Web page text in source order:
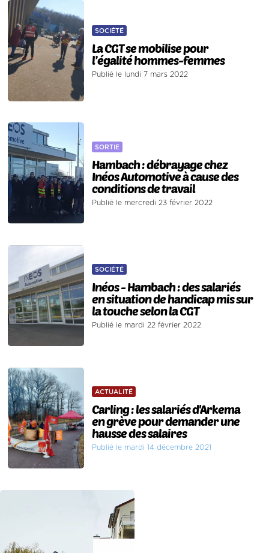
SOCIÉTÉ
La CGT se mobilise pour
l’égalité hommes-femmes
Publié le lundi 7 mars 2022
SORTIE
Hambach : débrayage chez
Inéos Automotive à cause des
conditions de travail
Publié le mercredi 23 février 2022
SOCIÉTÉ
Inéos - Hambach : des salariés
en situation de handicap mis sur
la touche selon la CGT
Publié le mardi 22 février 2022
ACTUALITÉ
Carling : les salariés d'Arkema
en grève pour demander une
hausse des salaires
Publié le mardi 14 décembre 2021